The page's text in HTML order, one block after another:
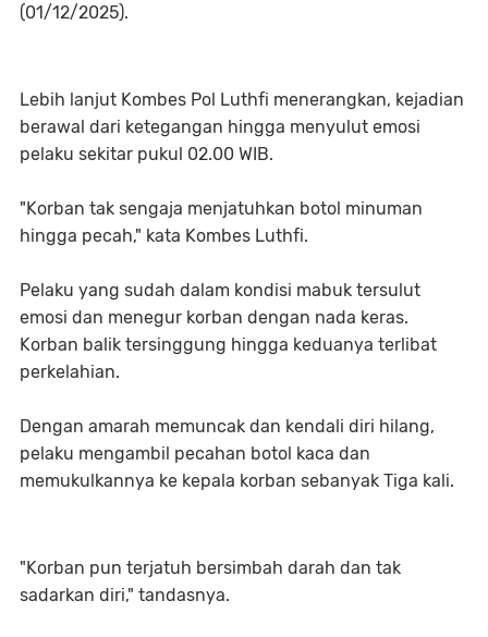
(01/12/2025).
Lebih lanjut Kombes Pol Luthfi menerangkan, kejadian
berawal dari ketegangan hingga menyulut emosi
pelaku sekitar pukul 02.00 WIB.
"Korban tak sengaja menjatuhkan botol minuman
hingga pecah," kata Kombes Luthfi.
Pelaku yang sudah dalam kondisi mabuk tersulut
emosi dan menegur korban dengan nada keras.
Korban balik tersinggung hingga keduanya terlibat
perkelahian.
Dengan amarah memuncak dan kendali diri hilang,
pelaku mengambil pecahan botol kaca dan
memukulkannya ke kepala korban sebanyak Tiga kali.
"Korban pun terjatuh bersimbah darah dan tak
sadarkan diri," tandasnya.